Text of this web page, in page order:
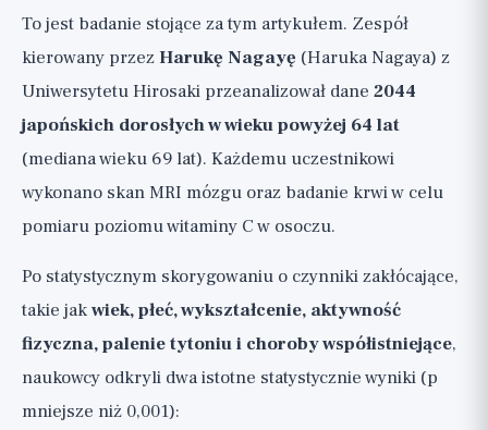
To jest badanie stojące za tym artykułem. Zespół
kierowany przezHarukę Nagayę (Haruka Nagaya) z
Uniwersytetu Hirosaki przeanalizował dane 2044
japońskich dorosłych w wieku powyżej 64 lat
(mediana wieku 69 lat). Każdemu uczestnikowi
wykonano skan MRI mózgu oraz badanie krwi w celu
pomiaru poziomu witaminy C w osoczu.
Po statystycznym skorygowaniu o czynniki zakłócające,
takie jakwiek, płeć, wykształcenie, aktywność
fizyczna, palenie tytoniu i choroby współistniejące,
naukowcy odkryli dwa istotne statystycznie wyniki (p
mniejsze niż 0,001):